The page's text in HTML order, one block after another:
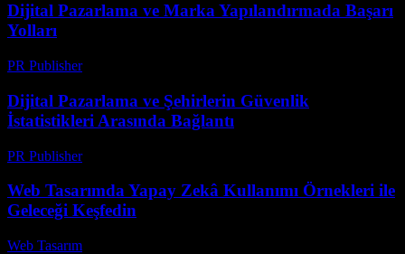
Dijital Pazarlama ve Marka Yapılandırmada Başarı
Yolları
PR Publisher-
Dijital Pazarlama ve Şehirlerin Güvenlik
İstatistikleri Arasında Bağlantı
PR Publisher-
Web Tasarımda Yapay Zekâ Kullanımı Örnekleri ile
Geleceği Keşfedin
Web Tasarım